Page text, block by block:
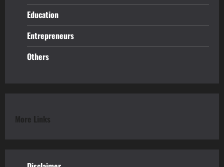
Education
Entrepreneurs
Others
More Links